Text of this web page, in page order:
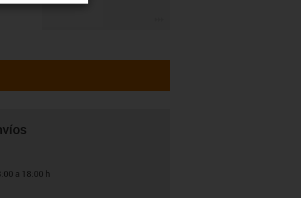
a 18:00 h